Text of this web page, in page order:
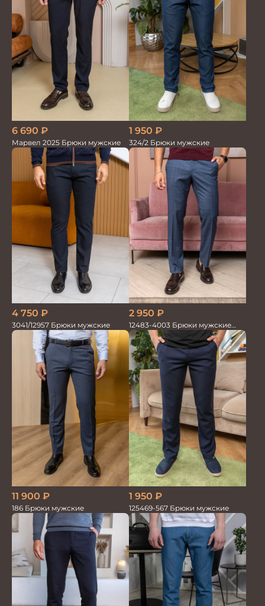
6 690 ₽
Марвел 2025 Брюки мужские
1 950 ₽
324/2 Брюки мужские
4 750 ₽
3041/12957 Брюки мужские
2 950 ₽
12483-4003 Брюки мужские
серо-голубые
11 900 ₽
186 Брюки мужские
1 950 ₽
125469-567 Брюки мужские